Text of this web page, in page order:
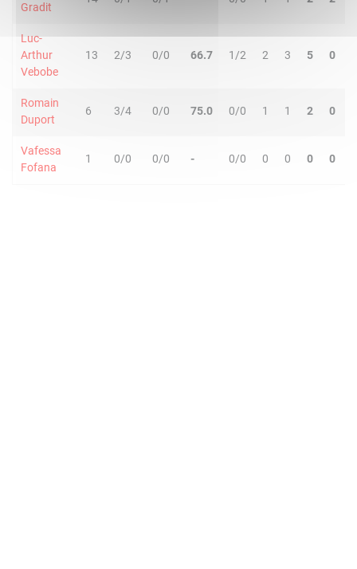
Gradit
Luc-
Arthur
Vebobe
13 2/3 0/0 66.7 1/2 2 3 5 0
Romain
Duport
6 3/4 0/0 75.0 0/0 1 1 2 0
Vafessa
Fofana
1 0/0 0/0 - 0/0 0 0 0 0